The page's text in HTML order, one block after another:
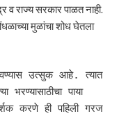
व राज्य सरकार पाळत नाही.
मुळांचा शोध घेतला
उत्सुक आहे. त्यात
भरण्यासाठीचा पाया
करणे ही पहिली गरज